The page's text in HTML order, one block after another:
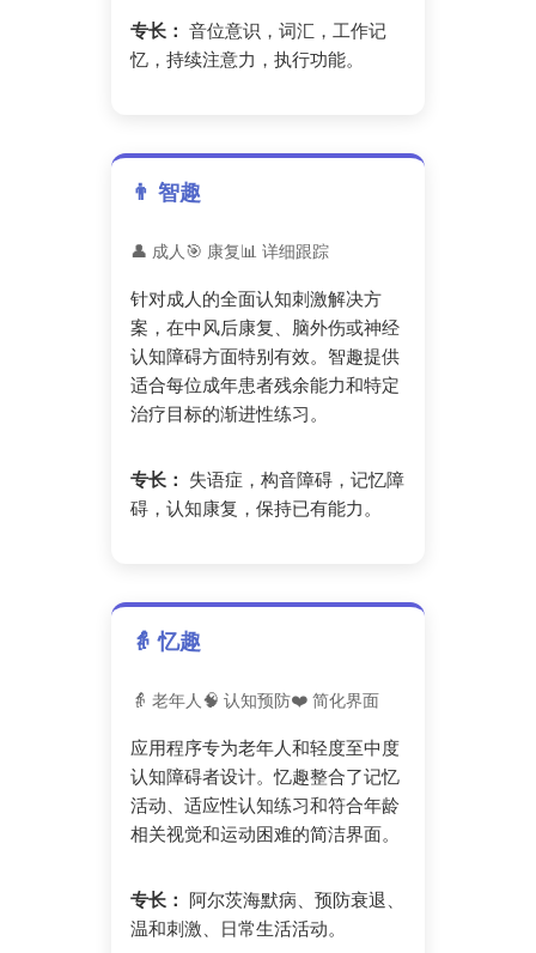
专长： 音位意识，词汇，工作记
忆，持续注意力，执行功能。
👨 智趣
👤 成人🎯 康复📊 详细跟踪
针对成人的全面认知刺激解决方
案，在中风后康复、脑外伤或神经
认知障碍方面特别有效。智趣提供
适合每位成年患者残余能力和特定
治疗目标的渐进性练习。
专长： 失语症，构音障碍，记忆障
碍，认知康复，保持已有能力。
👵 忆趣
👵 老年人🧠 认知预防❤️ 简化界面
应用程序专为老年人和轻度至中度
认知障碍者设计。忆趣整合了记忆
活动、适应性认知练习和符合年龄
相关视觉和运动困难的简洁界面。
专长： 阿尔茨海默病、预防衰退、
温和刺激、日常生活活动。